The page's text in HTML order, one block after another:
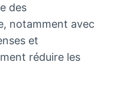
des
notamment avec
et
réduire les